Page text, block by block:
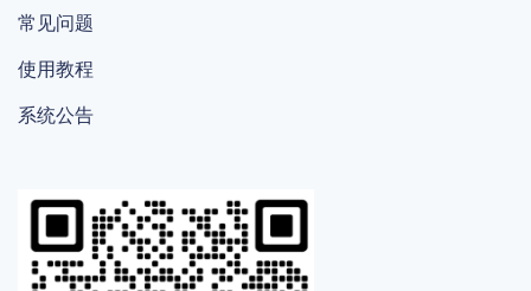
常见问题
使用教程
系统公告